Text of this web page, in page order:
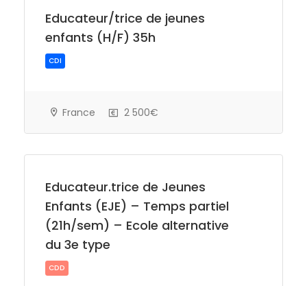
Educateur/trice de jeunes
enfants (H/F) 35h
France 2 500€
Educateur.trice de Jeunes
Enfants (EJE) – Temps partiel
(21h/sem) – Ecole alternative
du 3e type